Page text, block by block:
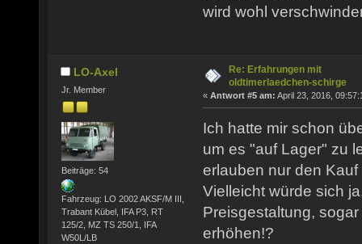
wird wohl
LO-Axel
Jr. Member
Beiträge: 54
Fahrzeug: LO 2002 AKSF/M III,
Trabant Kübel, IFA P3, RT
125/2, MZ TS 250/1, IFA
W50L/LB
Re: Erfahrungen mit
oldtimerlaedchen-schirge
« Antwort #5 am: April 23, 2016,
Ich hatte mir schon
um es "auf Lager" zu
erlauben nur den
Vielleicht würde sich
Preisgestaltung,
erhöhen!?